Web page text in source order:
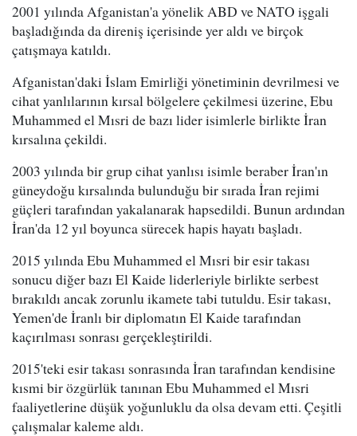
2001 yılında Afganistan'a yönelik ABD ve NATO işgali
başladığında da direniş içerisinde yer aldı ve birçok
çatışmaya katıldı.
Afganistan'daki İslam Emirliği yönetiminin devrilmesi ve
cihat yanlılarının kırsal bölgelere çekilmesi üzerine, Ebu
Muhammed el Mısri de bazı lider isimlerle birlikte İran
kırsalına çekildi.
2003 yılında bir grup cihat yanlısı isimle beraber İran'ın
güneydoğu kırsalında bulunduğu bir sırada İran rejimi
güçleri tarafından yakalanarak hapsedildi. Bunun ardından
İran'da 12 yıl boyunca sürecek hapis hayatı başladı.
2015 yılında Ebu Muhammed el Mısri bir esir takası
sonucu diğer bazı El Kaide liderleriyle birlikte serbest
bırakıldı ancak zorunlu ikamete tabi tutuldu. Esir takası,
Yemen'de İranlı bir diplomatın El Kaide tarafından
kaçırılması sonrası gerçekleştirildi.
2015'teki esir takası sonrasında İran tarafından kendisine
kısmi bir özgürlük tanınan Ebu Muhammed el Mısri
faaliyetlerine düşük yoğunluklu da olsa devam etti. Çeşitli
çalışmalar kaleme aldı.